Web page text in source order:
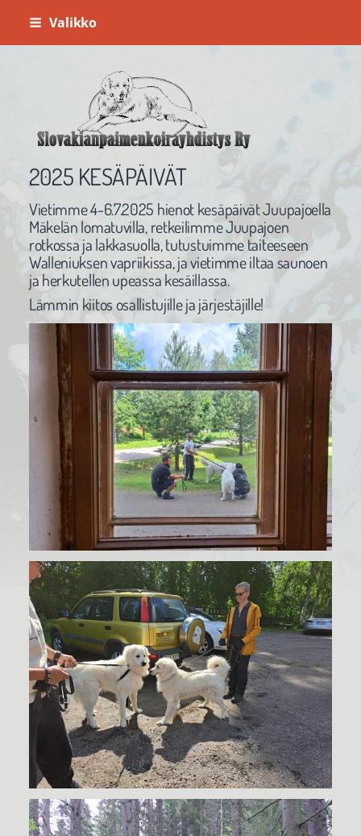
Siirry
sivun
Valikko
Slovakianpaimenkoirayhdistys ry
2025 KESÄPÄIVÄT
Vietimme 4-6.7.2025 hienot kesäpäivät Juupajoella
Mäkelän lomatuvilla, retkeilimme Juupajoen
rotkossa ja lakkasuolla, tutustuimme taiteeseen
Walleniuksen vapriikissa, ja vietimme iltaa saunoen
ja herkutellen upeassa kesäillassa.
Lämmin kiitos osallistujille ja järjestäjille!